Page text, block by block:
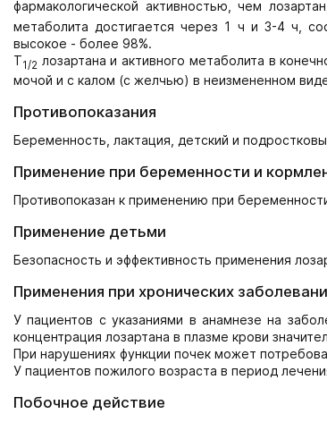
фармакологической активностью, чем
метаболита достигается через 1 ч и 3-4 ч,
высокое - более 98%.
T1/2 лозартана и активного метаболита в
мочой и с калом (с желчью) в неизмененном
Противопоказания
Беременность, лактация, детский и
Применение при беременности и
Противопоказан к применению при
Применение детьми
Безопасность и эффективность применения
Применения при хронических
У пациентов с указаниями в анамнезе на
концентрация лозартана в плазме крови
При нарушениях функции почек может
У пациентов пожилого возраста в период
Побочное действие